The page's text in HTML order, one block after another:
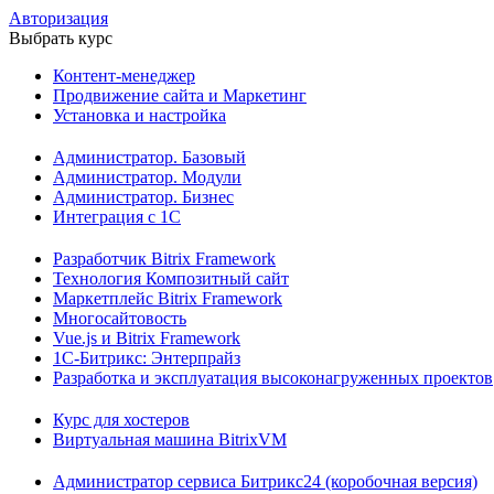
Авторизация
Выбрать курс
Контент-менеджер
Продвижение сайта и Маркетинг
Установка и настройка
Администратор. Базовый
Администратор. Модули
Администратор. Бизнес
Интеграция с 1С
Разработчик Bitrix Framework
Технология Композитный сайт
Маркетплейс Bitrix Framework
Многосайтовость
Vue.js и Bitrix Framework
1С-Битрикс: Энтерпрайз
Разработка и эксплуатация высоконагруженных проектов
Курс для хостеров
Виртуальная машина BitrixVM
Администратор сервиса Битрикс24 (коробочная версия)